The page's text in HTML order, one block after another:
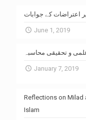
اعتراضات کے جوابات
June 1, 2019
و تحقیقی محاسبہ
January 7, 2019
Reflections on Milad
Islam